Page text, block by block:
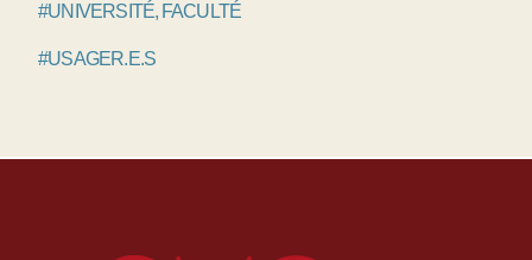
#UNIVERSITÉ, FACULTÉ
#USAGER.E.S